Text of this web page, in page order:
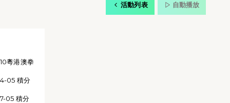
活動列表 自動播放
粵港澳拳
05 積分
05 積分